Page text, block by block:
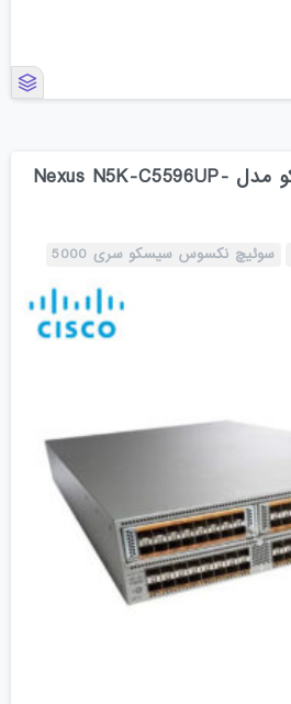
سوئیچ نکسوس سیسکو مدل Nexus N5K-C5596UP-
سوئیچ نکسوس سیسکو سری 5000